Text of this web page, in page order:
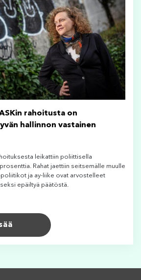
rahoitusta on
hallinnon vastainen
leikattiin poliittisella
Rahat jaettiin seitsemälle muulle
ja ay-liike ovat arvostelleet
epäiltyä päätöstä.